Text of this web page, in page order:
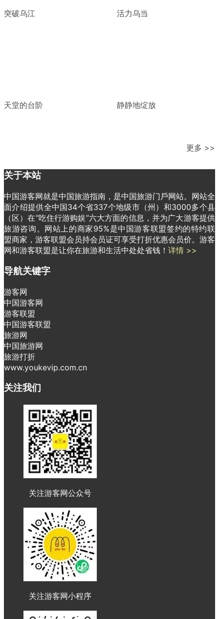
突破乌江 活力乌当
天堂的台阶 静静地绽放
更多 >>
关于本站
中国游客网就是中国旅游指南，是中国旅游门戶网站。网站全
面介绍提供全中国34个省337个地级市（州）和3000多个县
（区）在“吃住行游购娱”六大方面的信息，并为广大游客提供
旅游咨询。网站上的商家95%是中国游客联盟签约的特约联
盟商家，游客联盟会员持会员证可享受打折优惠会员价。游客
网和游客联盟是让你在旅游和生活中处处省钱！ 详情 >>
导航关键字
游客网
中国游客网
游客联盟
中国游客联盟
旅游网
中国旅游网
旅游打折
www.youkevip.com.cn
关注我们
关注游客网公众号
关注游客网小程序